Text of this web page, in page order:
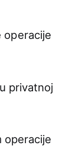
operacije
privatnoj
operacije